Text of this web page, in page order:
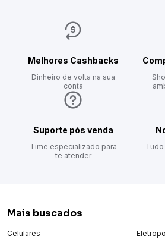
Melhores Cashbacks
Dinheiro de volta na sua
conta
Suporte pós venda
Time especializado para
te atender
Mais buscados
Celulares